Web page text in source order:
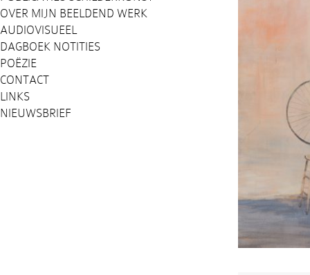
OVER MIJN BEELDEND WERK
AUDIOVISUEEL
DAGBOEK NOTITIES
POËZIE
CONTACT
LINKS
NIEUWSBRIEF